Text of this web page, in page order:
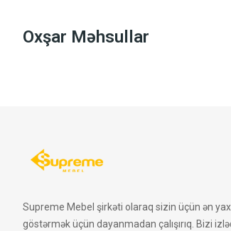
Oxşar Məhsullar
Supreme Mebel şirkəti olaraq sizin üçün ən
göstərmək üçün dayanmadan çalışırıq. Bizi